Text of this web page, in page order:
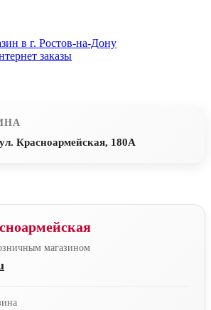
в г. Ростов-на-Дону
заказы
Красноармейская, 180А
магазином